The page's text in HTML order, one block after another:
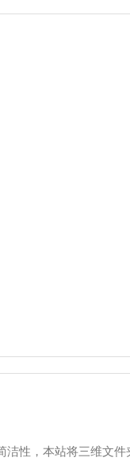
性，本站将三维文